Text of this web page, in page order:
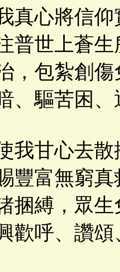
真心將信仰
普世上蒼生
，包紮創傷
、驅苦困
我甘心去散
豐富無窮真
捆縛，眾生
歡呼、讚